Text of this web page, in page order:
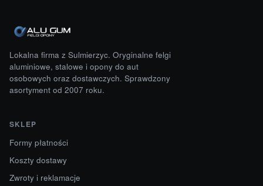
Lokalna firma z Sulmierzyc. Oryginalne felgi
aluminiowe, stalowe i opony do aut
osobowych oraz dostawczych. Sprawdzony
asortyment od 2007 roku.
SKLEP
Formy płatności
Koszty dostawy
Zwroty i reklamacje